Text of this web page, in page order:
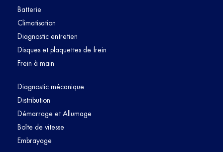
Batterie
Climatisation
Diagnostic entretien
Disques et plaquettes de frein
Frein à main
Diagnostic mécanique
Distribution
Démarrage et Allumage
Boîte de vitesse
Embrayage